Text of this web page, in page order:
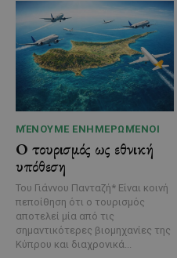
ΜΈΝΟΥΜΕ ΕΝΗΜΕΡΩΜΈΝΟΙ
Ο τουρισμός ως εθνική
υπόθεση
Του Γιάννου Πανταζή* Είναι κοινή
πεποίθηση ότι ο τουρισμός
αποτελεί μία από τις
σημαντικότερες βιομηχανίες της
Κύπρου και διαχρονικά...